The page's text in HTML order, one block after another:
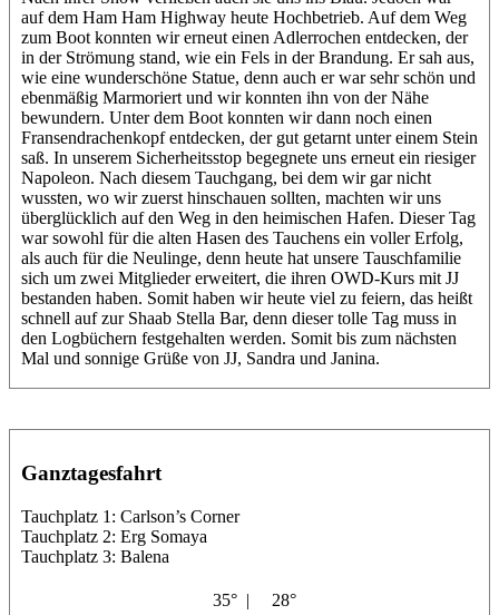
auf dem Ham Ham Highway heute Hochbetrieb. Auf dem Weg
zum Boot konnten wir erneut einen Adlerrochen entdecken, der
in der Strömung stand, wie ein Fels in der Brandung. Er sah aus,
wie eine wunderschöne Statue, denn auch er war sehr schön und
ebenmäßig Marmoriert und wir konnten ihn von der Nähe
bewundern. Unter dem Boot konnten wir dann noch einen
Fransendrachenkopf entdecken, der gut getarnt unter einem Stein
saß. In unserem Sicherheitsstop begegnete uns erneut ein riesiger
Napoleon. Nach diesem Tauchgang, bei dem wir gar nicht
wussten, wo wir zuerst hinschauen sollten, machten wir uns
überglücklich auf den Weg in den heimischen Hafen. Dieser Tag
war sowohl für die alten Hasen des Tauchens ein voller Erfolg,
als auch für die Neulinge, denn heute hat unsere Tauschfamilie
sich um zwei Mitglieder erweitert, die ihren OWD-Kurs mit JJ
bestanden haben. Somit haben wir heute viel zu feiern, das heißt
schnell auf zur Shaab Stella Bar, denn dieser tolle Tag muss in
den Logbüchern festgehalten werden. Somit bis zum nächsten
Mal und sonnige Grüße von JJ, Sandra und Janina.
Ganztagesfahrt
Tauchplatz 1: Carlson’s Corner
Tauchplatz 2: Erg Somaya
Tauchplatz 3: Balena
35° | 28°